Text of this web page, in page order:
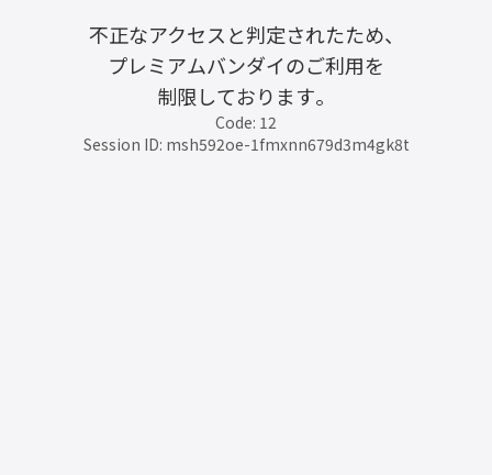
不正なアクセスと判定されたため、
プレミアムバンダイのご利用を
制限しております。
Code: 12
Session ID: msh592oe-1fmxnn679d3m4gk8t